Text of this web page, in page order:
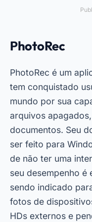
PhotoRec
PhotoRec é um
tem conquistado
mundo por sua
arquivos
documentos. Seu
ser feito para
de não ter uma
seu desempenho é
sendo indicado
fotos de
HDs externos e